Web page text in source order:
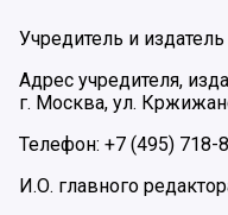
Учредитель и
Адрес учредителя,
г. Москва, ул.
Телефон: +7 (495) 718-
И.О. главного